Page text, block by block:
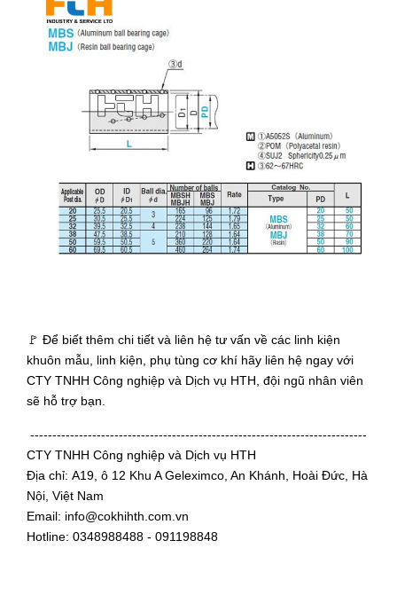
🚩 Để biết thêm chi tiết và liên hệ tư vấn về các linh kiện
khuôn mẫu, linh kiện, phụ tùng cơ khí hãy liên hệ ngay với
CTY TNHH Công nghiệp và Dịch vụ HTH, đội ngũ nhân viên
sẽ hỗ trợ bạn.
----------------------------------------------------------------------------
CTY TNHH Công nghiệp và Dịch vụ HTH
Địa chỉ: A19, ô 12 Khu A Geleximco, An Khánh, Hoài Đức, Hà
Nội, Việt Nam
Email: info@cokhihth.com.vn
Hotline: 0348988488 - 091198848